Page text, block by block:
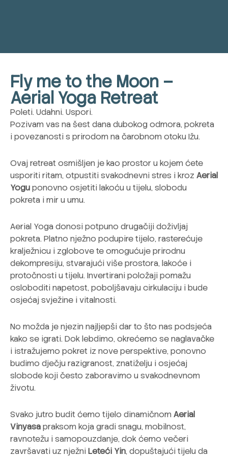
Fly me to the Moon –
Aerial Yoga Retreat
Poleti. Udahni. Uspori.
Pozivam vas na šest dana dubokog odmora, pokreta
i povezanosti s prirodom na čarobnom otoku Ižu.
Ovaj retreat osmišljen je kao prostor u kojem ćete
usporiti ritam, otpustiti svakodnevni stres i kroz Aerial
Yoguponovno osjetiti lakoću u tijelu, slobodu
pokreta i mir u umu.
Aerial Yoga donosi potpuno drugačiji doživljaj
pokreta. Platno nježno podupire tijelo, rasterećuje
kralježnicu i zglobove te omogućuje prirodnu
dekompresiju, stvarajući više prostora, lakoće i
protočnosti u tijelu. Invertirani položaji pomažu
osloboditi napetost, poboljšavaju cirkulaciju i bude
osjećaj svježine i vitalnosti.
No možda je njezin najljepši dar to što nas podsjeća
kako se igrati. Dok lebdimo, okrećemo se naglavačke
i istražujemo pokret iz nove perspektive, ponovno
budimo dječju razigranost, znatiželju i osjećaj
slobode koji često zaboravimo u svakodnevnom
životu.
Svako jutro budit ćemo tijelo dinamičnom Aerial
Vinyasapraksom koja gradi snagu, mobilnost,
ravnotežu i samopouzdanje, dok ćemo večeri
završavati uz nježniLeteći Yin, dopuštajući tijelu da